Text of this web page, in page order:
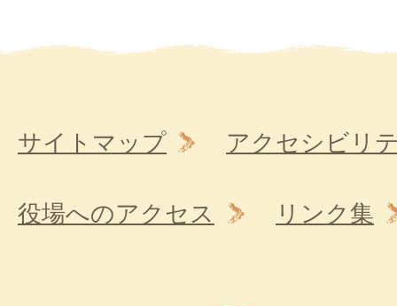
サイトマップ アクセシビリ
役場へのアクセス リンク集